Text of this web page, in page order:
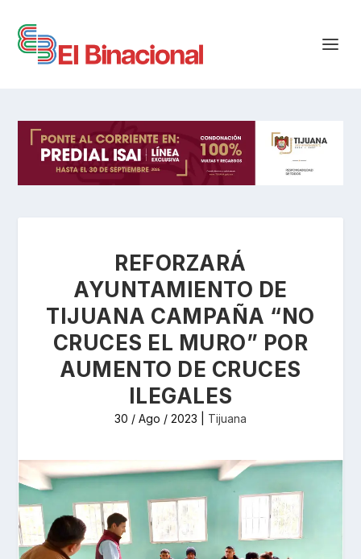
REFORZARÁ
AYUNTAMIENTO DE
TIJUANA CAMPAÑA “NO
CRUCES EL MURO” POR
AUMENTO DE CRUCES
ILEGALES
30 / Ago / 2023 Tijuana